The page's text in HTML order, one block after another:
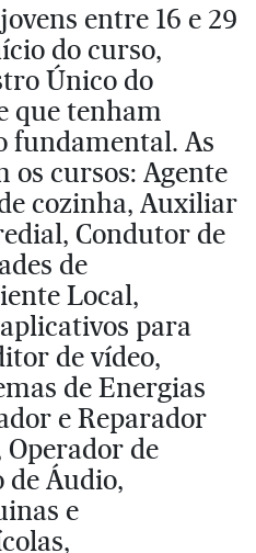
entre 16 e 29
do curso,
Único do
que tenham
fundamental. As
os cursos: Agente
cozinha, Auxiliar
Condutor de
de
Local,
para
de vídeo,
de Energias
e Reparador
Operador de
de Áudio,
e